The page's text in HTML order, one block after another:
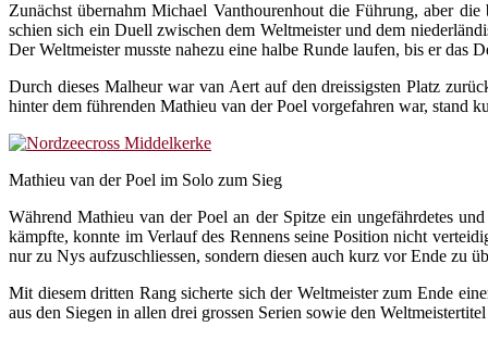
Zunächst übernahm Michael Vanthourenhout die Führung, aber
schien sich ein Duell zwischen dem Weltmeister und dem
Der Weltmeister musste nahezu eine halbe Runde laufen, bis er das
Durch dieses Malheur war van Aert auf den dreissigsten Platz
hinter dem führenden Mathieu van der Poel vorgefahren war, stand
Mathieu van der Poel im Solo zum Sieg
Während Mathieu van der Poel an der Spitze ein ungefährdetes
kämpfte, konnte im Verlauf des Rennens seine Position nicht
nur zu Nys aufzuschliessen, sondern diesen auch kurz vor Ende zu
Mit diesem dritten Rang sicherte sich der Weltmeister zum Ende
aus den Siegen in allen drei grossen Serien sowie den